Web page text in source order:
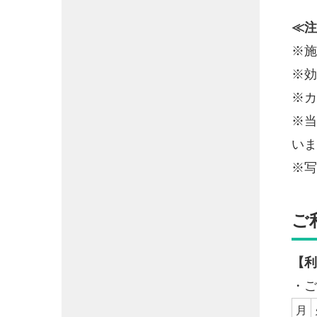
≪
※施
※効
※カ
※当
い
※写
ご
【
・
月